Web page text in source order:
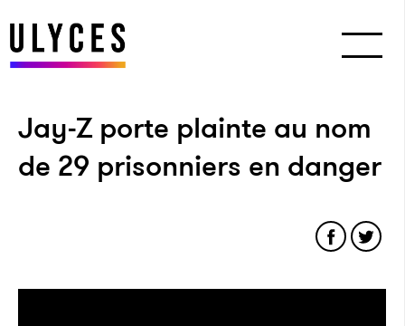
Jay-Z porte plainte au nom
de 29 prisonniers en danger